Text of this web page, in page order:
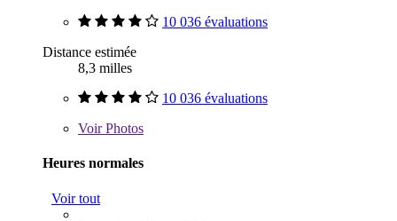
10 036 évaluations
Distance estimée
8,3 milles
10 036 évaluations
VoirPhotos
Heures normales
Voir tout